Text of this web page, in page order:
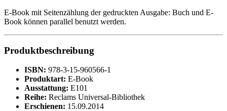
E-Book mit Seitenzählung der gedruckten Ausgabe: Buch und E-
Book können parallel benutzt werden.
Produktbeschreibung
ISBN: 978-3-15-960566-1
Produktart: E-Book
Ausstattung: E101
Reihe: Reclams Universal-Bibliothek
Erschienen: 15.09.2014